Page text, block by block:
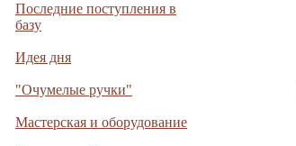
Последние поступления в
базу
Идея дня
"Очумелые ручки"
Мастерская и оборудование